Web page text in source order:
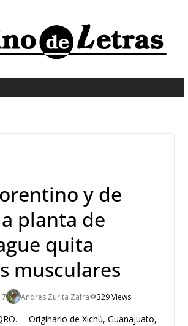
y de
planta de
quita
musculares
Andrés Zurita Zafra 329 Views
Originario de Xichú, Guanajuato,